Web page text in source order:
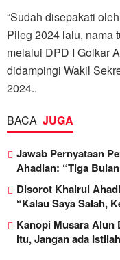
“Sudah disepakati
Pileg 2024 lalu, nama
melalui DPD I Golkar
didampingi Wakil
2024..
BACA JUGA
Jawab Pernyataan
Ahadian: “Tiga
Disorot Khairul
“Kalau Saya Salah,
Kanopi Musara Alun
itu, Jangan ada